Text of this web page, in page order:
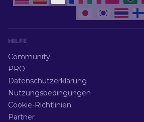
HILFE
Community
PRO
Datenschutzerklärung
Nutzungsbedingungen
Cookie-Richtlinien
Partner